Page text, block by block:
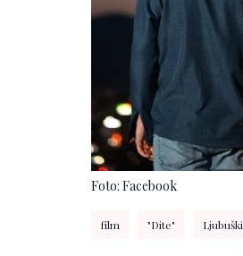
Foto: Facebook
film "Dite" Ljubuški